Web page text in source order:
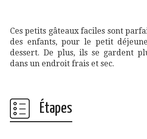
Ces petits gâteaux faciles sont
des enfants, pour le petit
dessert. De plus, ils se gardent
dans un endroit frais et sec.
Étapes